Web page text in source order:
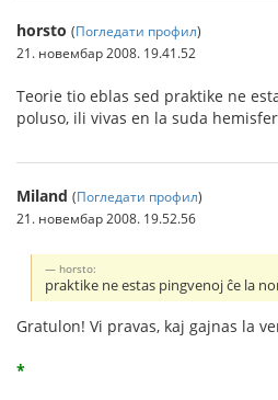
horsto (Погледати профил)
21. новембар 2008. 19.41.52
Teorie tio eblas sed praktike ne
poluso, ili vivas en la suda
Miland (Погледати профил)
21. новембар 2008. 19.52.56
horsto:
praktike ne estas pingvenoj ĉe la
Gratulon! Vi pravas, kaj gajnas la
*